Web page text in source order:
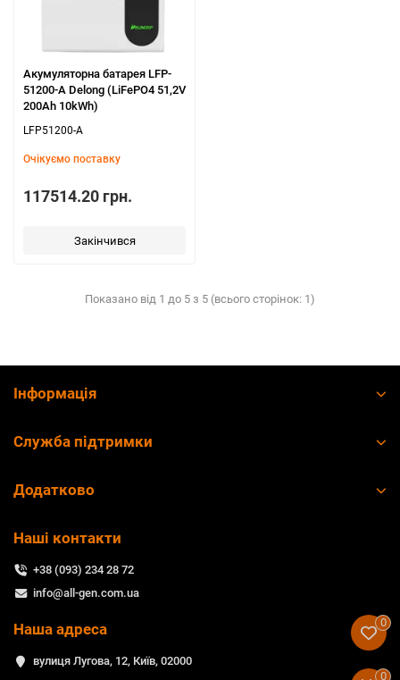
Акумуляторна батарея LFP-
51200-A Delong (LiFePO4 51,2V
200Ah 10kWh)
LFP51200-A
Очікуємо поставку
117514.20 грн.
Закінчився
Показано від 1 до 5 з 5 (всього сторінок: 1)
Інформація
Служба підтримки
Додатково
Наші контакти
+38 (093) 234 28 72
info@all-gen.com.ua
Наша адреса
вулиця Лугова, 12, Київ, 02000
0
0